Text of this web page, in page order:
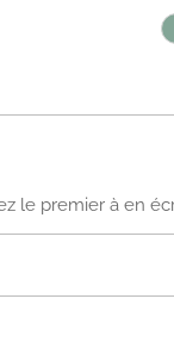
le premier à en